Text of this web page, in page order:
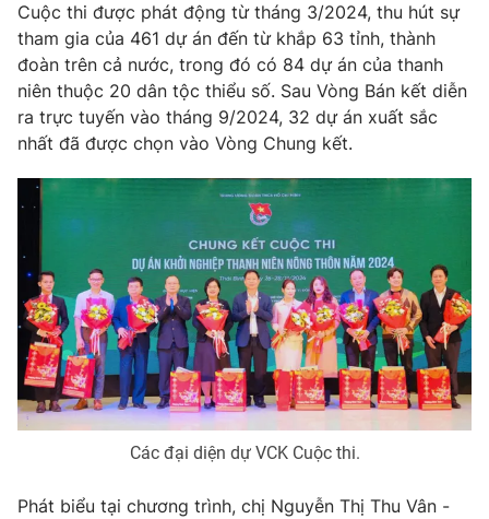
Hậu trường
Nhân vật
Khán giả
Giải sao mai
Điện ảnh
Âm nhạc
Sao
Đời sống
Du lịch
Làm đẹp
Chất lượng cuộc sống
Giáo dục
Học trực tuyến
Công nghệ
Hitech Công nghệ tương lai
Sản phẩm
Thị trường
Tư vấn
Giao lưu trực tuyến
Lịch phát sóng
Chuyên mục khác
Emagazine Podcast
Cuộc thi được phát động từ tháng 3/2024, thu hút sự
tham gia của 461 dự án đến từ khắp 63 tỉnh, thành
đoàn trên cả nước, trong đó có 84 dự án của thanh
niên thuộc 20 dân tộc thiểu số. Sau Vòng Bán kết diễn
ra trực tuyến vào tháng 9/2024, 32 dự án xuất sắc
nhất đã được chọn vào Vòng Chung kết.
Các đại diện dự VCK Cuộc thi.
Phát biểu tại chương trình, chị Nguyễn Thị Thu Vân -